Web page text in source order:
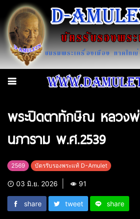
พระปิดตาทักษิณ หลวง
นภาราม พ.ศ.2539
2569 บัตรรับรองพระแท้ D-Amulet
03 มิ.ย. 2026 91
share tweet share